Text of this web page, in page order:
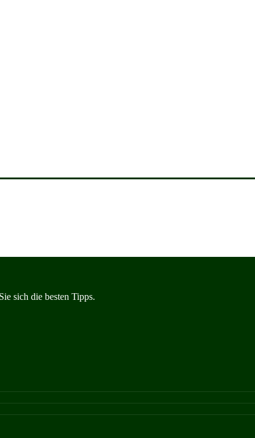
sich die besten Tipps.